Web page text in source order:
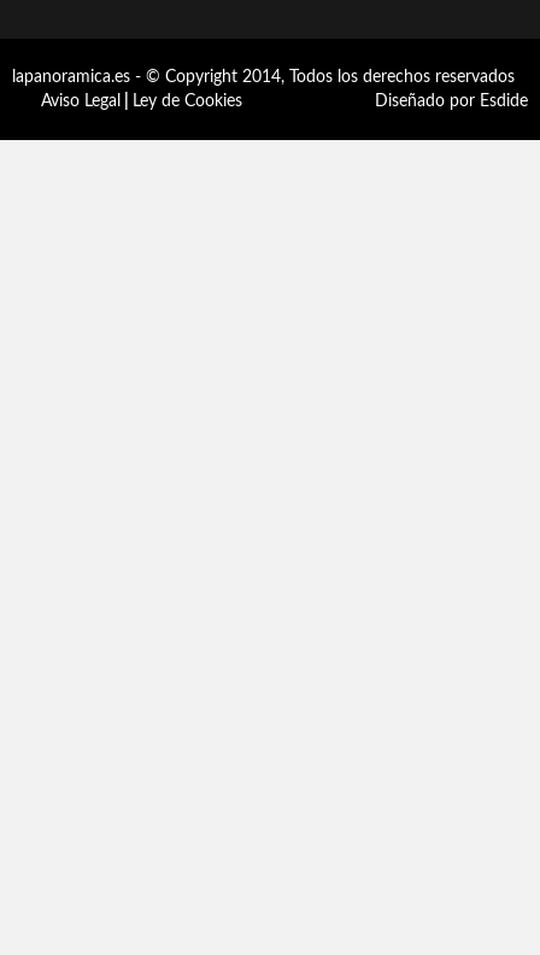
lapanoramica.es - © Copyright 2014, Todos los derechos reservados
Aviso Legal
Ley de Cookies Diseñado por Esdide